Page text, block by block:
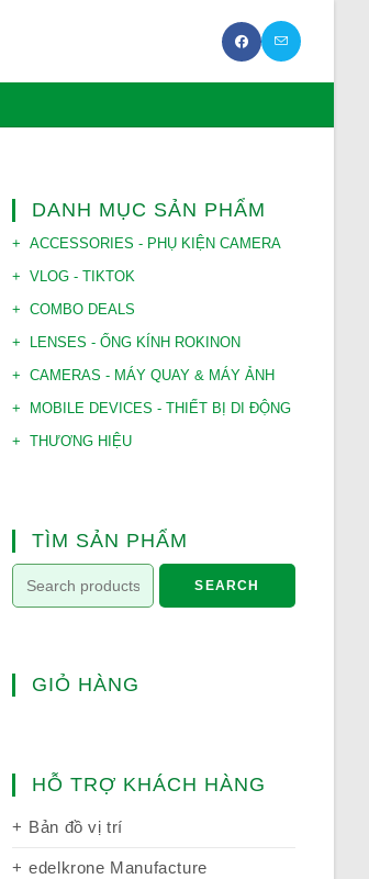
DANH MỤC SẢN PHẨM
ACCESSORIES - PHỤ KIỆN CAMERA
VLOG - TIKTOK
COMBO DEALS
LENSES - ỐNG KÍNH ROKINON
CAMERAS - MÁY QUAY & MÁY ẢNH
MOBILE DEVICES - THIẾT BỊ DI ĐỘNG
THƯƠNG HIỆU
TÌM SẢN PHẨM
SEARCH
GIỎ HÀNG
HỖ TRỢ KHÁCH HÀNG
Bản đồ vị trí
edelkrone Manufacture